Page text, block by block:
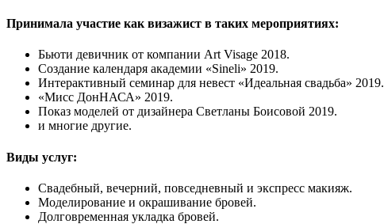
Принимала участие как визажист в таких мероприятиях:
Бьюти девичник от компании Art Visage 2018.
Создание календаря академии «Sineli» 2019.
Интерактивный семинар для невест «Идеальная свадьба» 2019.
«Мисс ДонНАСА» 2019.
Показ моделей от дизайнера Светланы Боисовой 2019.
и многие другие.
Виды услуг:
Свадебный, вечерний, повседневный и экспресс макияж.
Моделирование и окрашивание бровей.
Долговременная укладка бровей.